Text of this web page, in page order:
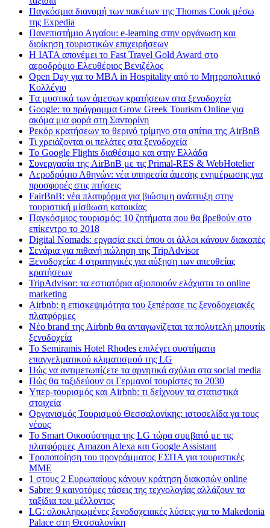
Παγκόσμια διανομή των πακέτων της Thomas Cook μέσω
της Expedia
Πανεπιστήμιο Αιγαίου: e-learning στην οργάνωση και
διοίκηση τουριστικών επιχειρήσεων
Η IATA απονέμει το Fast Travel Gold Award στο
αεροδρόμιο Ελευθέριος Βενιζέλος
Open Day για το MBA in Hospitality από το Μητροπολιτικό
Κολλέγιο
Tα μυστικά των άμεσων κρατήσεων στα ξενοδοχεία
Google: το πρόγραμμα Grow Greek Tourism Online για
ακόμα μια φορά στη Σαντορίνη
Ρεκόρ κρατήσεων το θερινό τρίμηνο στα σπίτια της AirBnB
Τι χρειάζονται οι πελάτες στα ξενοδοχεία
Το Google Flights διαθέσιμο και στην Ελλάδα
Συνεργασία​ ​της​ ​AirBnB​ ​με​ ​τις​ ​Primal-RES​ ​&​ ​WebHotelier
Aεροδρόμιο Αθηνών: νέα υπηρεσία άμεσης ενημέρωσης για
προσφορές στις πτήσεις
FairBnB: νέα πλατφόρμα για βιώσιμη ανάπτυξη στην
τουριστική μίσθωση κατοικίας
Παγκόσμιος τουρισμός: 10 ζητήματα που θα βρεθούν στο
επίκεντρο το 2018
Digital Nomads: εργασία εκεί όπου οι άλλοι κάνουν διακοπές
Σενάρια για πιθανή πώληση της TripAdvisor
Ξενοδοχεία: 4 στρατηγικές για αύξηση των απευθείας
κρατήσεων
TripAdvisor: τα εστιατόρια αξιοποιούν ελάχιστα το online
marketing
Airbnb: η επισκεψιμότητα του ξεπέρασε τις ξενοδοχειακές
πλατφόρμες
Nέο brand της Airbnb θα ανταγωνίζεται τα πολυτελή μπουτίκ
ξενοδοχεία
Το Semiramis Hotel Rhodes επιλέγει συστήματα
επαγγελματικού κλιματισμού της LG
Πώς να αντιμετωπίζετε τα αρνητικά σχόλια στα social media
Πώς θα ταξιδεύουν οι Γερμανοί τουρίστες το 2030
Υπερ-τουρισμός και Airbnb: τι δείχνουν τα στατιστικά
στοιχεία
Οργανισμός Τουρισμού Θεσσαλονίκης: ιστοσελίδα γα τους
νέους
Το Smart Οικοσύστημα της LG τώρα συμβατό με τις
πλατφόρμες Amazon Alexa και Google Assistant
Τροποποίηση του προγράμματος ΕΣΠΑ για τουριστικές
ΜΜΕ
1 στους 2 Ευρωπαίους κάνουν κράτηση διακοπών online
Sabre: 9 καινοτόμες τάσεις της τεχνολογίας αλλάζουν τα
ταξίδια του μέλλοντος
LG: ολοκληρωμένες ξενοδοχειακές λύσεις για τo Makedonia
Palace στη Θεσσαλονίκη